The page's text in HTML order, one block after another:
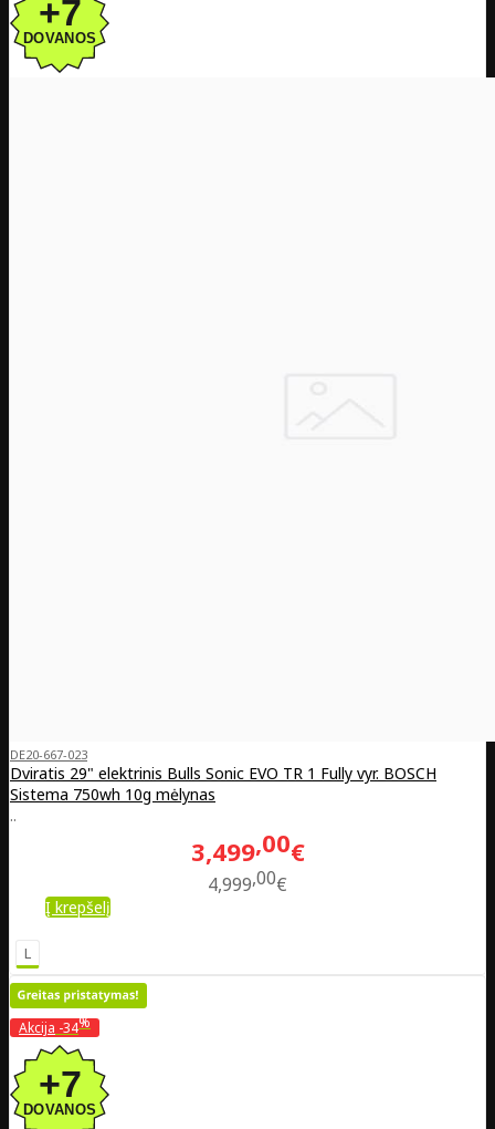
DE20-667-023
Dviratis 29" elektrinis Bulls Sonic EVO TR 1 Fully vyr. BOSCH
Sistema 750wh 10g mėlynas
..
3,499 00€
4,999 00€
Į krepšelį
L
Akcija -34%